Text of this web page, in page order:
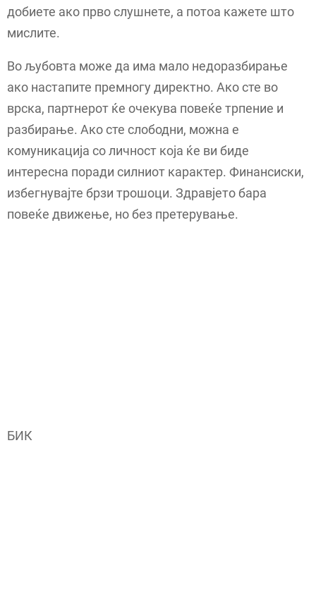
добиете ако прво слушнете, а потоа кажете што
мислите.
Во љубовта може да има мало недоразбирање
ако настапите премногу директно. Ако сте во
врска, партнерот ќе очекува повеќе трпение и
разбирање. Ако сте слободни, можна е
комуникација со личност која ќе ви биде
интересна поради силниот карактер. Финансиски,
избегнувајте брзи трошоци. Здравјето бара
повеќе движење, но без претерување.
БИК